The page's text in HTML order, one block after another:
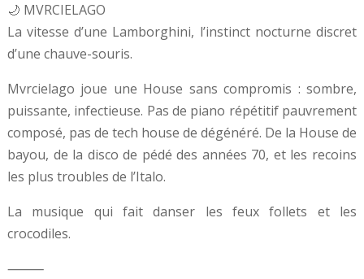
🌙 MVRCIELAGO
La vitesse d’une Lamborghini, l’instinct nocturne discret
d’une chauve-souris.
Mvrcielago joue une House sans compromis : sombre,
puissante, infectieuse. Pas de piano répétitif pauvrement
composé, pas de tech house de dégénéré. De la House de
bayou, de la disco de pédé des années 70, et les recoins
les plus troubles de l’Italo.
La musique qui fait danser les feux follets et les
crocodiles.
⸻